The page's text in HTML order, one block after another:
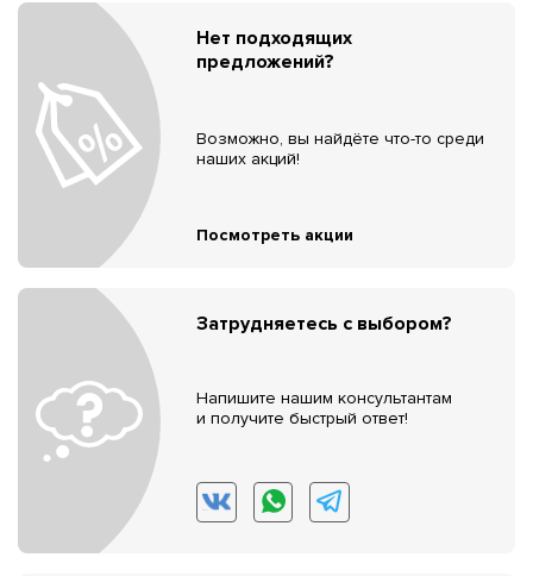
Нет подходящих
предложений?
Возможно, вы найдёте что-то среди
наших акций!
Посмотреть акции
Затрудняетесь с выбором?
Напишите нашим консультантам
и получите быстрый ответ!